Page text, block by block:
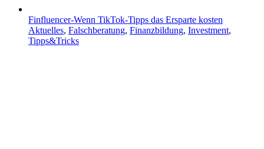
Finfluencer-Wenn TikTok-Tipps das Ersparte kosten
Aktuelles, Falschberatung, Finanzbildung, Investment,
Tipps&Tricks